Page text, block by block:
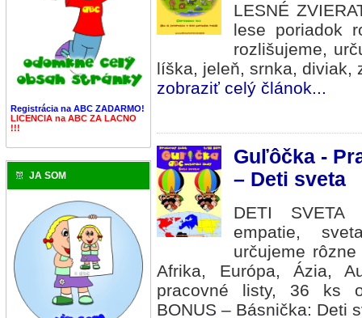
Registrácia na ABC ZADARMO!
LICENCIA na ABC ZA LACNO
!!!
JA SOM
LESNÉ
lese poriadok
rozlišujeme,
líška, jeleň, srnka, diviak,
zobraziť celý článok...
Guľôčka -
– Deti sveta
DETI SVETA
empatie,
určujeme
Afrika, Európa, Ázia,
pracovné listy, 36 ks
BONUS – Básnička: Deti